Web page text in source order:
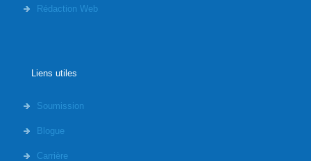
Rédaction Web
Liens utiles
Soumission
Blogue
Carrière